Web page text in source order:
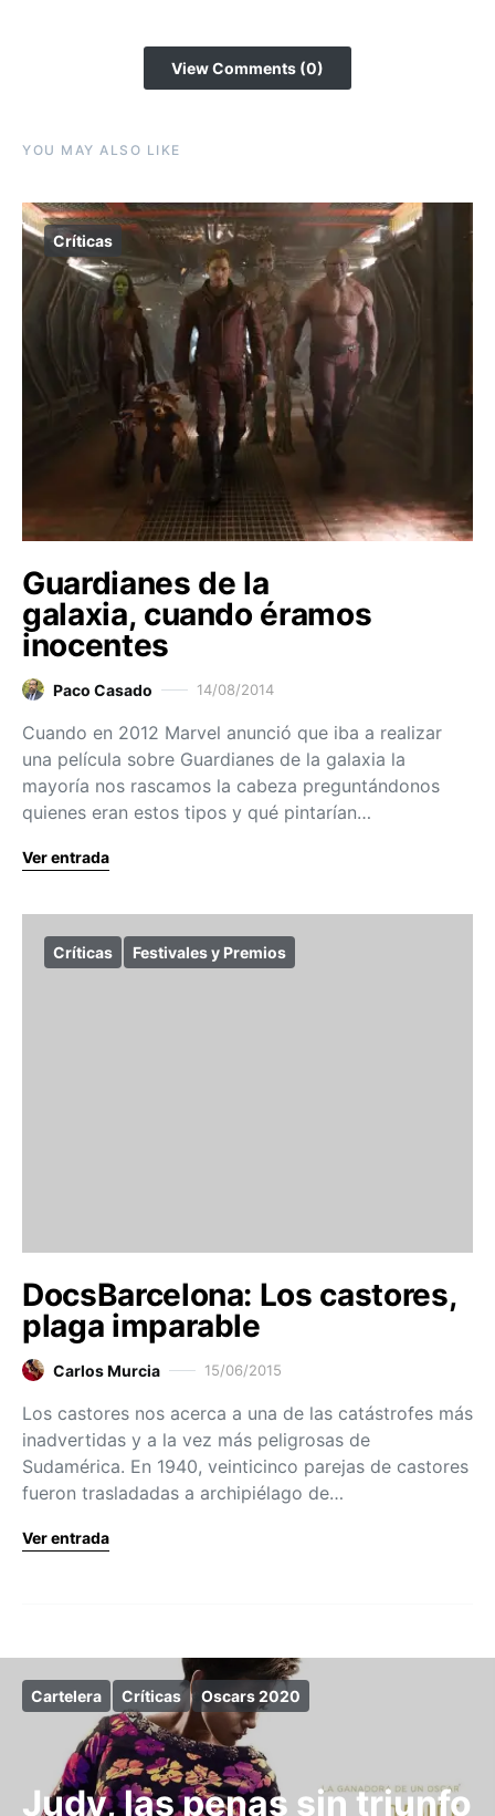
View Comments (0)
YOU MAY ALSO LIKE
Críticas
Guardianes de la
galaxia, cuando éramos
inocentes
Paco Casado 14/08/2014
Cuando en 2012 Marvel anunció que iba a realizar
una película sobre Guardianes de la galaxia la
mayoría nos rascamos la cabeza preguntándonos
quienes eran estos tipos y qué pintarían…
Ver entrada
Críticas Festivales y Premios
DocsBarcelona: Los castores,
plaga imparable
Carlos Murcia 15/06/2015
Los castores nos acerca a una de las catástrofes más
inadvertidas y a la vez más peligrosas de
Sudamérica. En 1940, veinticinco parejas de castores
fueron trasladadas a archipiélago de…
Ver entrada
Cartelera Críticas Oscars 2020
Judy, las penas sin triunfo